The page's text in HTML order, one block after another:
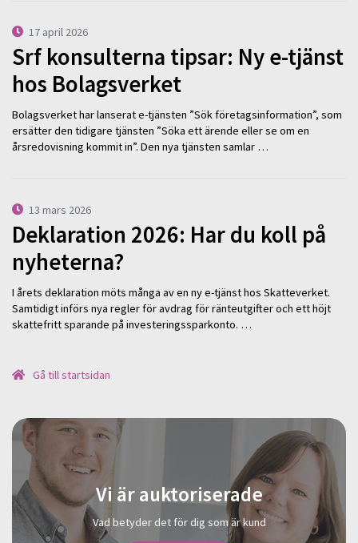
17 april 2026
Srf konsulterna tipsar: Ny e-tjänst
hos Bolagsverket
Bolagsverket har lanserat e-tjänsten ”Sök företagsinformation”, som
ersätter den tidigare tjänsten ”Söka ett ärende eller se om en
årsredovisning kommit in”. Den nya tjänsten samlar …
13 mars 2026
Deklaration 2026: Har du koll på
nyheterna?
I årets deklaration möts många av en ny e-tjänst hos Skatteverket.
Samtidigt införs nya regler för avdrag för ränteutgifter och ett höjt
skattefritt sparande på investeringssparkonto. …
Gå till startsidan
Vi är auktoriserade
Vad betyder det för dig som är kund